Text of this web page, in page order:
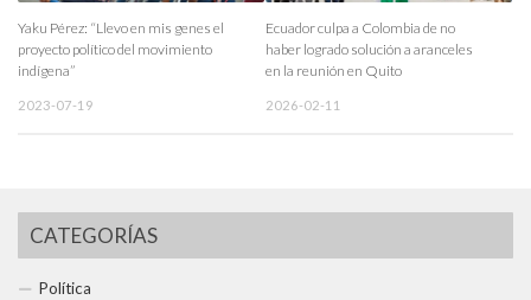
Yaku Pérez: “Llevo en mis genes el
proyecto político del movimiento
indígena”
2023-07-19
Ecuador culpa a Colombia de no
haber logrado solución a aranceles
en la reunión en Quito
2026-02-11
CATEGORÍAS
Política